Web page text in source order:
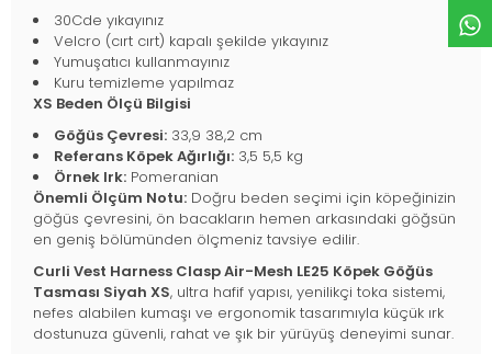
30Cde yıkayınız
Velcro (cırt cırt) kapalı şekilde yıkayınız
Yumuşatıcı kullanmayınız
Kuru temizleme yapılmaz
XS Beden Ölçü Bilgisi
Göğüs Çevresi: 33,9 38,2 cm
Referans Köpek Ağırlığı: 3,5 5,5 kg
Örnek Irk: Pomeranian
Önemli Ölçüm Notu: Doğru beden seçimi için köpeğinizin
göğüs çevresini, ön bacakların hemen arkasındaki göğsün
en geniş bölümünden ölçmeniz tavsiye edilir.
Curli Vest Harness Clasp Air-Mesh LE25 Köpek Göğüs
Tasması Siyah XS, ultra hafif yapısı, yenilikçi toka sistemi,
nefes alabilen kumaşı ve ergonomik tasarımıyla küçük ırk
dostunuza güvenli, rahat ve şık bir yürüyüş deneyimi sunar.